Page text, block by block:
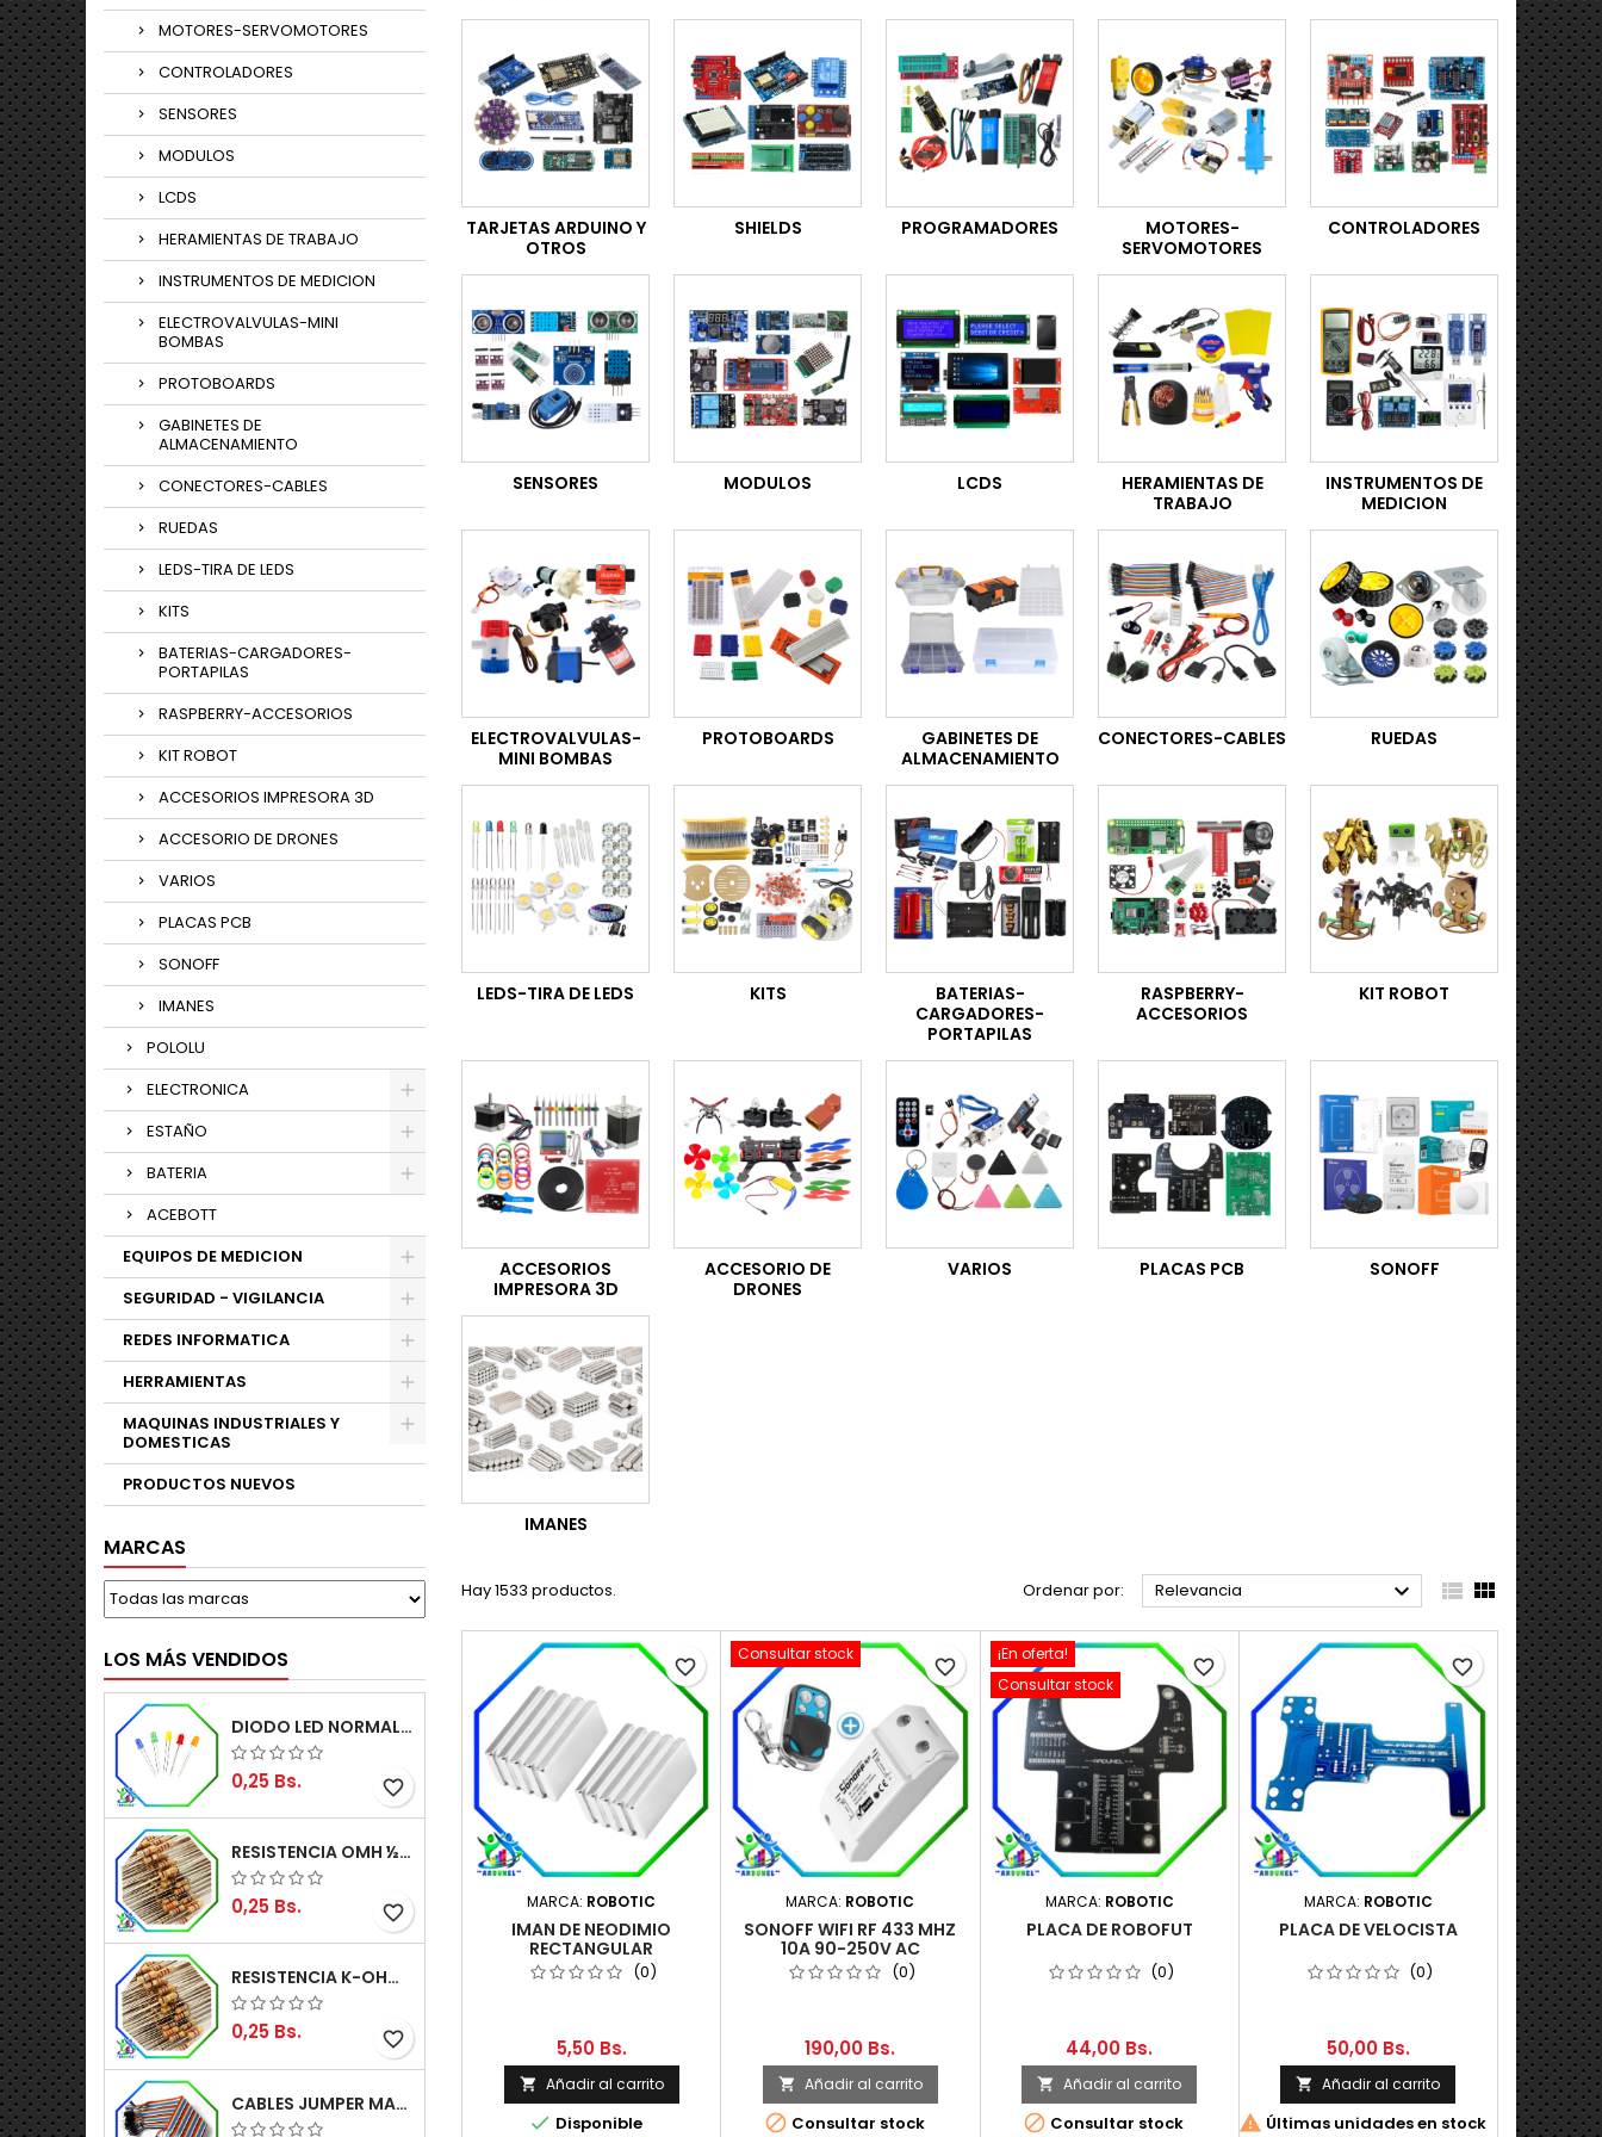
MOTORES-SERVOMOTORES
CONTROLADORES
SENSORES
MODULOS
LCDS
HERAMIENTAS DE TRABAJO
INSTRUMENTOS DE MEDICION
ELECTROVALVULAS-MINI
BOMBAS
PROTOBOARDS
GABINETES DE
ALMACENAMIENTO
CONECTORES-CABLES
RUEDAS
LEDS-TIRA DE LEDS
KITS
BATERIAS-CARGADORES-
PORTAPILAS
RASPBERRY-ACCESORIOS
KIT ROBOT
ACCESORIOS IMPRESORA 3D
ACCESORIO DE DRONES
VARIOS
PLACAS PCB
SONOFF
IMANES
POLOLU
ELECTRONICA
ESTAÑO
BATERIA
ACEBOTT
EQUIPOS DE MEDICION
SEGURIDAD - VIGILANCIA
REDES INFORMATICA
HERRAMIENTAS
MAQUINAS INDUSTRIALES Y
DOMESTICAS
PRODUCTOS NUEVOS
MARCAS
LOS MÁS VENDIDOS
DIODO LED NORMAL 5MM
0,25 Bs. favorite_border
RESISTENCIA OMH ½W 5%
0,25 Bs. favorite_border
RESISTENCIA K-OHM ½W 5%
0,25 Bs. favorite_border
CABLES JUMPER MACHO-MACHO 20CM (ALTA CALIDAD)
TARJETAS ARDUINO Y
OTROS
SHIELDS PROGRAMADORES
MOTORES-
SERVOMOTORES
CONTROLADORES
SENSORES MODULOS LCDS
HERAMIENTAS DE
TRABAJO
INSTRUMENTOS DE
MEDICION
ELECTROVALVULAS-
MINI BOMBAS
PROTOBOARDS
GABINETES DE
ALMACENAMIENTO
CONECTORES-CABLES RUEDAS
LEDS-TIRA DE LEDS KITS
BATERIAS-
CARGADORES-
PORTAPILAS
RASPBERRY-
ACCESORIOS
KIT ROBOT
ACCESORIOS
IMPRESORA 3D
ACCESORIO DE
DRONES
VARIOS PLACAS PCB SONOFF
IMANES
Hay 1533 productos. Ordenar por: Relevancia   
MARCA: ROBOTIC
IMAN DE NEODIMIO
RECTANGULAR
18.8X9.2X1.5MM
(0)
5,50 Bs.
 Añadir al carrito
 Disponible
favorite_border
Consultar stock
MARCA: ROBOTIC
SONOFF WIFI RF 433 MHZ
10A 90-250V AC
ENCENDIDO / APAGADO +
CONTROL REMOTO
(0)
190,00 Bs.
 Añadir al carrito
 Consultar stock
favorite_border
¡En oferta!
Consultar stock
MARCA: ROBOTIC
PLACA DE ROBOFUT
(0)
44,00 Bs.
 Añadir al carrito
 Consultar stock
favorite_border
MARCA: ROBOTIC
PLACA DE VELOCISTA
(0)
50,00 Bs.
 Añadir al carrito
 Últimas unidades en stock
favorite_border